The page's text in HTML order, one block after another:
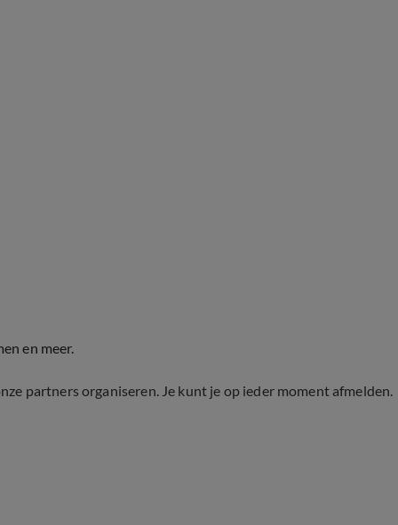
en meer.
partners organiseren. Je kunt je op ieder moment afmelden.